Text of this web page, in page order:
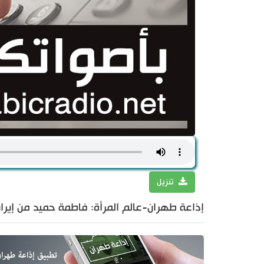
تنزيل
إذاعة طهران-عالم المرأة: فاطمة حميد من